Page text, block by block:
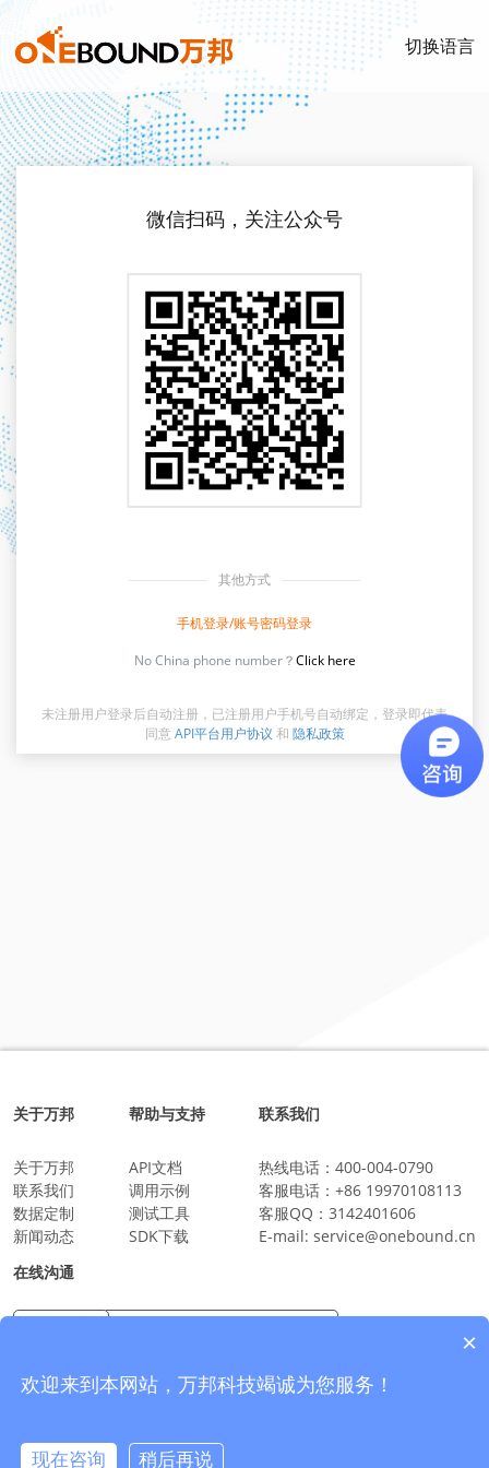
切换语言
微信扫码，关注公众号
其他方式
手机登录/账号密码登录
No China phone number？Click here
未注册用户登录后自动注册，已注册用户手机号自动绑定，登录即代表
同意 API平台用户协议 和 隐私政策
关于万邦
关于万邦
联系我们
数据定制
新闻动态
帮助与支持
API文档
调用示例
测试工具
SDK下载
联系我们
热线电话： 400-004-0790
客服电话： +86 19970108113
客服QQ： 3142401606
E-mail: service@onebound.cn
在线沟通
×
欢迎来到本网站，万邦科技竭诚为您服务！
现在咨询 稍后再说